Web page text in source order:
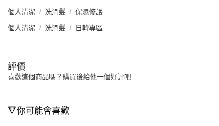
個人清潔 洗潤髮 保濕修護
個人清潔 洗潤髮 日韓專區
評價
喜歡這個商品嗎？購買後給他一個好評吧
🔻你可能會喜歡